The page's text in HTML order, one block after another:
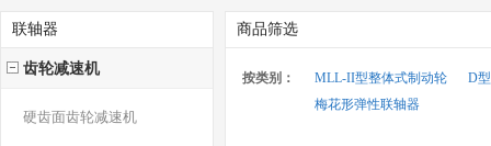
联轴器
齿轮减速机
硬齿面齿轮减速机
商品筛选
按类别：
MLL-II型整体式制动轮
梅花形弹性联轴器
D